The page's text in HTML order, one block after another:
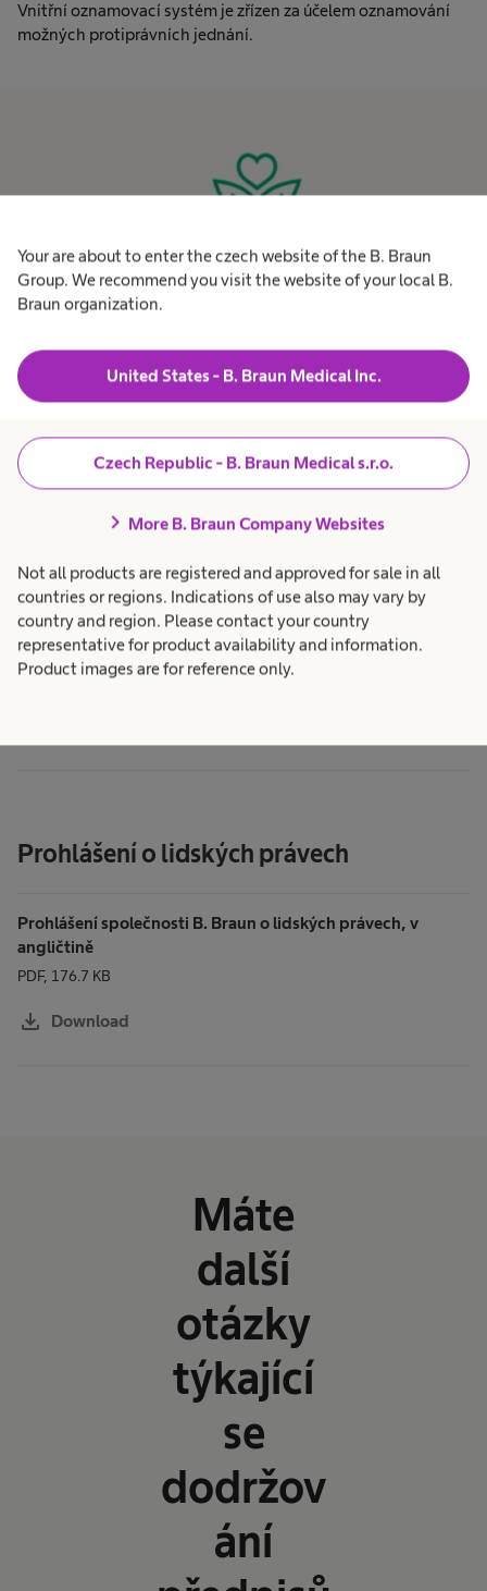
Your are about to enter the czech website of the B. Braun
Group. We recommend you visit the website of your local B.
Braun organization.
United States - B. Braun Medical Inc.
Czech Republic - B. Braun Medical s.r.o.
chevron_right More B. Braun Company Websites
Not all products are registered and approved for sale in all
countries or regions. Indications of use also may vary by
country and region. Please contact your country
representative for product availability and information.
Product images are for reference only.
Vnitřní oznamovací systém je zřízen za účelem oznamování
možných protiprávních jednání.
Udržitelnost
Udržitelnost je už desítky let základní hodnotou našeho
rodinného podniku.
Code of Conduct
Code of Conduct B. Braun, v angličtině
PDF, 82.6 KB
Prohlášení o lidských právech
Prohlášení společnosti B. Braun o lidských právech, v
angličtině
PDF, 176.7 KB
download Download
Máte
další
otázky
týkající
se
dodržov
ání